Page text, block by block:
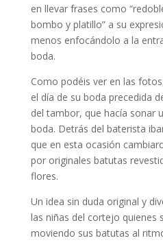
en llevar frases como
bombo y platillo” a su
menos enfocándolo a la
boda.
Como podéis ver en las
el día de su boda precedida
del tambor, que hacía sonar
boda. Detrás del baterista
que en esta ocasión
por originales batutas
flores.
Un idea sin duda original y
las niñas del cortejo quienes
moviendo sus batutas al